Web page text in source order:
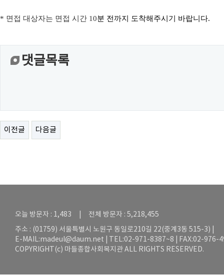
* 면접 대상자는 면접 시간 10분 전까지 도착해주시기 바랍니다.
댓글목록
이전글 다음글
오늘 방문자 : 1,483 | 전체 방문자 : 5,218,455
주소 : (01759) 서울특별시 노원구 동일로210길 22(중계3동 515-3) |
E-MAIL:madeul@daum.net | TEL:02-971-8387~8 | FAX:02-976-
COPYRIGHT(c) 마들종합사회복지관 ALL RIGHTS RESERVED.